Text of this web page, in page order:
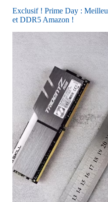
Exclusif ! Prime Day :
et DDR5 Amazon !